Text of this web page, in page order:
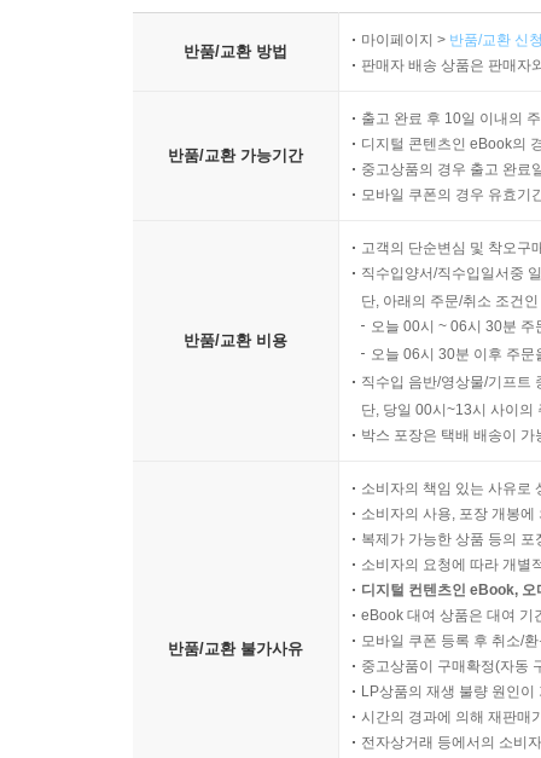
반품/교환 방법
마이페이지 > 반품/교환 신
판매자 배송 상품은 판매자
반품/교환 가능기간
출고 완료 후 10일 이내의
디지털 콘텐츠인 eBook의
중고상품의 경우 출고 완료
모바일 쿠폰의 경우 유효기
반품/교환 비용
고객의 단순변심 및 착오구
직수입양서/직수입일서중
단, 아래의 주문/취소 조건
오늘 00시 ~ 06시 30분
오늘 06시 30분 이후 주
직수입 음반/영상물/기프트
단, 당일 00시~13시 사이의
박스 포장은 택배 배송이
반품/교환 불가사유
소비자의 책임 있는 사유로
소비자의 사용, 포장 개봉
복제가 가능한 상품 등의
소비자의 요청에 따라 개별
디지털 컨텐츠인 eBook,
eBook 대여 상품은 대여 기
모바일 쿠폰 등록 후 취소/
중고상품이 구매확정(자동
LP상품의 재생 불량 원인
시간의 경과에 의해 재판매
전자상거래 등에서의 소비